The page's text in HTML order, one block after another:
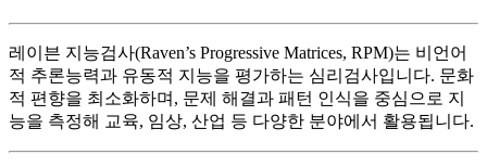
레이븐 지능검사(Raven’s Progressive Matrices, RPM)는 비언어
적 추론능력과 유동적 지능을 평가하는 심리검사입니다. 문화
적 편향을 최소화하며, 문제 해결과 패턴 인식을 중심으로 지
능을 측정해 교육, 임상, 산업 등 다양한 분야에서 활용됩니다.